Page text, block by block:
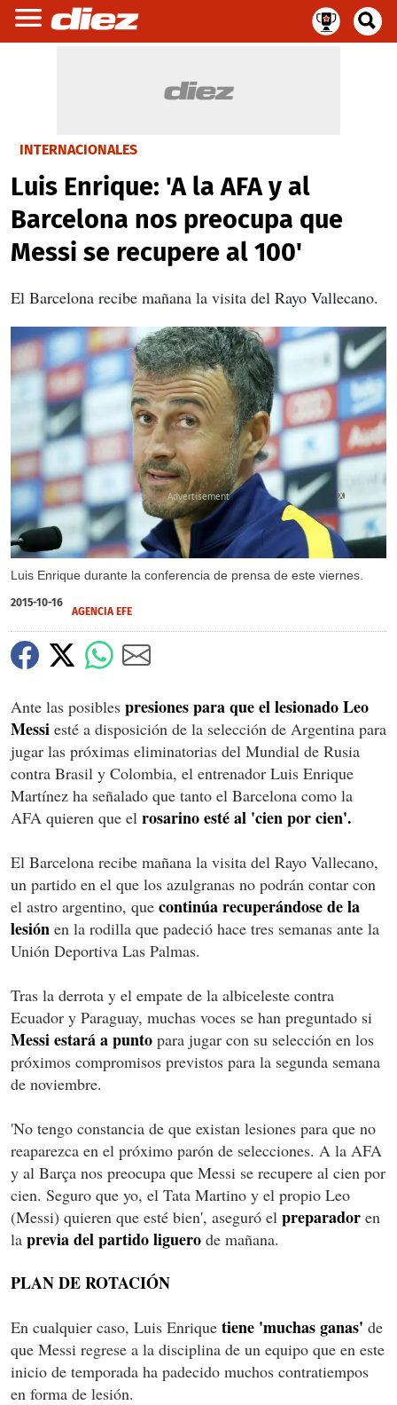
INTERNACIONALES
Luis Enrique: 'A la AFA y al
Barcelona nos preocupa que
Messi se recupere al 100'
El Barcelona recibe mañana la visita del Rayo Vallecano.
Luis Enrique durante la conferencia de prensa de este viernes.
X
2015-10-16
AGENCIA EFE
Ante las posibles presiones para que el lesionado Leo
Messi esté a disposición de la selección de Argentina para
jugar las próximas eliminatorias del Mundial de Rusia
contra Brasil y Colombia, el entrenador Luis Enrique
Martínez ha señalado que tanto el Barcelona como la
AFA quieren que el rosarino esté al 'cien por cien'.
El Barcelona recibe mañana la visita del Rayo Vallecano,
un partido en el que los azulgranas no podrán contar con
el astro argentino, que continúa recuperándose de la
lesión en la rodilla que padeció hace tres semanas ante la
Unión Deportiva Las Palmas.
Tras la derrota y el empate de la albiceleste contra
Ecuador y Paraguay, muchas voces se han preguntado si
Messi estará a punto para jugar con su selección en los
próximos compromisos previstos para la segunda semana
de noviembre.
'No tengo constancia de que existan lesiones para que no
reaparezca en el próximo parón de selecciones. A la AFA
y al Barça nos preocupa que Messi se recupere al cien por
cien. Seguro que yo, el Tata Martino y el propio Leo
(Messi) quieren que esté bien', aseguró el preparador en
la previa del partido liguero de mañana.
PLAN DE ROTACIÓN
En cualquier caso, Luis Enrique tiene 'muchas ganas' de
que Messi regrese a la disciplina de un equipo que en este
inicio de temporada ha padecido muchos contratiempos
en forma de lesión.